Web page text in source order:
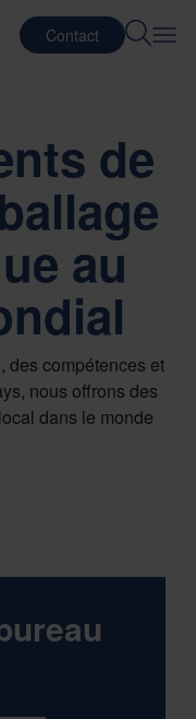
Contact
de
au
des compétences et
nous offrons des
dans le monde